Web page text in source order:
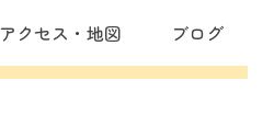
アクセス・地図 ブログ